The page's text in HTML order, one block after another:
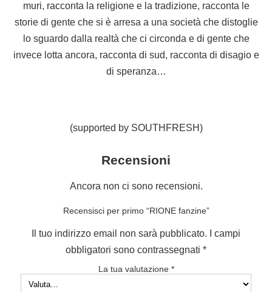
muri, racconta la religione e la tradizione, racconta le
storie di gente che si è arresa a una società che distoglie
lo sguardo dalla realtà che ci circonda e di gente che
invece lotta ancora, racconta di sud, racconta di disagio e
di speranza…
(supported by SOUTHFRESH)
Recensioni
Ancora non ci sono recensioni.
Recensisci per primo “RIONE fanzine”
Il tuo indirizzo email non sarà pubblicato.
I campi
obbligatori sono contrassegnati *
La tua valutazione *